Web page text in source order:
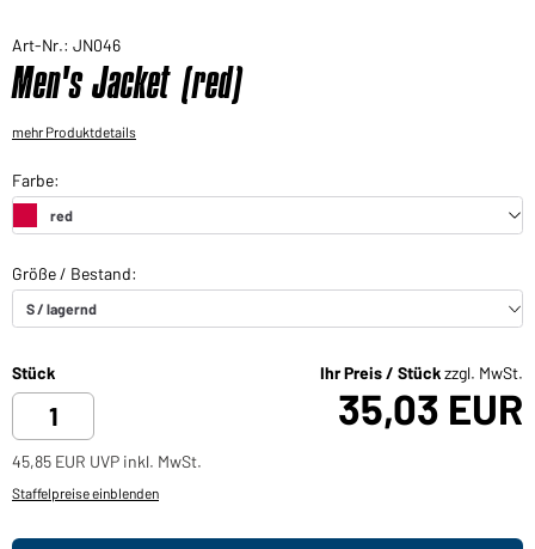
Art-Nr.: JN046
Men's Jacket (red)
mehr Produktdetails
Stück Ihr Preis / Stückzzgl. MwSt.
35,03 EUR
45,85 EUR UVP inkl. MwSt.
Staffelpreise einblenden